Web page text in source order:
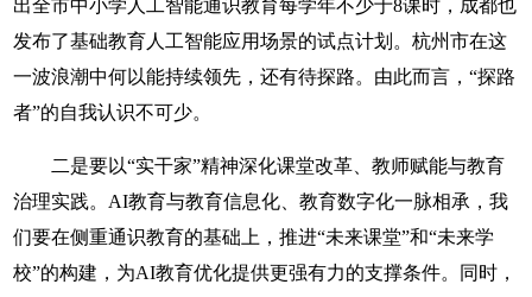
出全市中小学人工智能通识教育每学年不少于8课时，成都也
发布了基础教育人工智能应用场景的试点计划。杭州市在这
一波浪潮中何以能持续领先，还有待探路。由此而言，“探路
者”的自我认识不可少。
二是要以“实干家”精神深化课堂改革、教师赋能与教育
治理实践。AI教育与教育信息化、教育数字化一脉相承，我
们要在侧重通识教育的基础上，推进“未来课堂”和“未来学
校”的构建，为AI教育优化提供更强有力的支撑条件。同时，